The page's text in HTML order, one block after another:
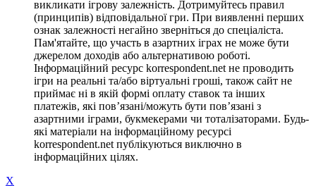
викликати ігрову залежність. Дотримуйтесь правил
(принципів) відповідальної гри. При виявленні перших
ознак залежності негайно зверніться до спеціаліста.
Пам'ятайте, що участь в азартних іграх не може бути
джерелом доходів або альтернативою роботі.
Інформаційний ресурс korrespondent.net не проводить
ігри на реальні та/або віртуальні гроші, також сайт не
приймає ні в якій формі оплату ставок та інших
платежів, які пов’язані/можуть бути пов’язані з
азартними іграми, букмекерами чи тоталізаторами. Будь-
які матеріали на інформаційному ресурсі
korrespondent.net публікуються виключно в
інформаційних цілях.
X